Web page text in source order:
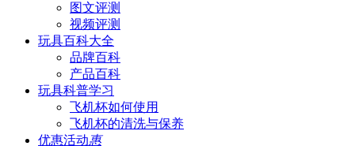
图文评测
视频评测
玩具百科大全
品牌百科
产品百科
玩具科普学习
飞机杯如何使用
飞机杯的清洗与保养
优惠活动惠